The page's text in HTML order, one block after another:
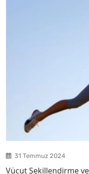
31 Temmuz 2024
Vücut Şekillendirme